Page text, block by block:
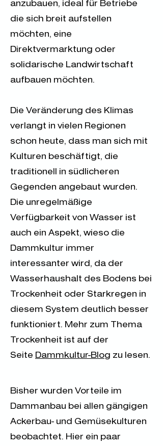
anzubauen, ideal für Betriebe
die sich breit aufstellen
möchten, eine
Direktvermarktung oder
solidarische Landwirtschaft
aufbauen möchten.
Die Veränderung des Klimas
verlangt in vielen Regionen
schon heute, dass man sich mit
Kulturen beschäftigt, die
traditionell in südlicheren
Gegenden angebaut wurden.
Die unregelmäßige
Verfügbarkeit von Wasser ist
auch ein Aspekt, wieso die
Dammkultur immer
interessanter wird, da der
Wasserhaushalt des Bodens bei
Trockenheit oder Starkregen in
diesem System deutlich besser
funktioniert. Mehr zum Thema
Trockenheit ist auf der
Seite Dammkultur-Blog zu lesen.
Bisher wurden Vorteile im
Dammanbau bei allen gängigen
Ackerbau- und Gemüsekulturen
beobachtet. Hier ein paar